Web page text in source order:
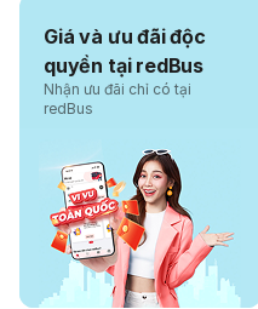
Giá và ưu đãi độc
quyền tại redBus
Nhận ưu đãi chỉ có tại
redBus